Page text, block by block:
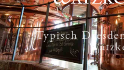
Typisch